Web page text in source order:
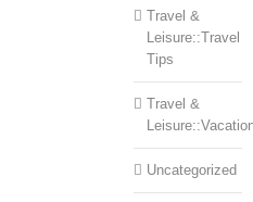
Travel &
Leisure::Travel
Tips
Travel &
Uncategorized